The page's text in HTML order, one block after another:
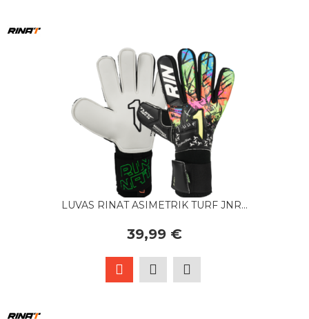
LUVAS RINAT ASIMETRIK TURF JNR...
39,99 €